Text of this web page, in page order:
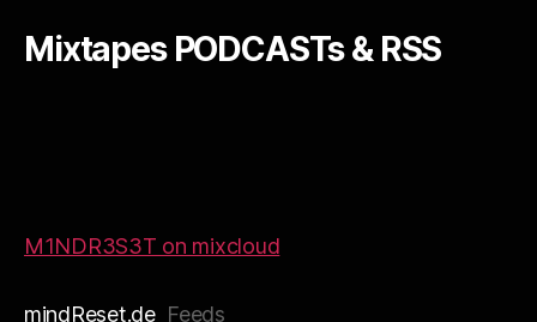
Mixtapes PODCASTs & RSS
M1NDR3S3T on mixcloud
mindReset.deFeeds